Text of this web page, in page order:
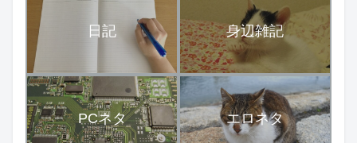
日記 身辺雑記
PCネタ エロネタ